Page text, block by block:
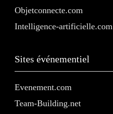
Objetconnecte.com
Intelligence-artificielle.com
Sites événementiel
Evenement.com
Team-Building.net